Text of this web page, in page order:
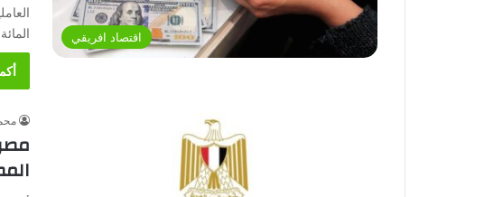
اقتصاد افريقي
المائة،